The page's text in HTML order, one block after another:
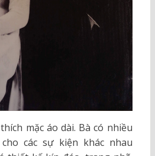
mặc áo dài. Bà có nhiều
các sự kiện khác nhau